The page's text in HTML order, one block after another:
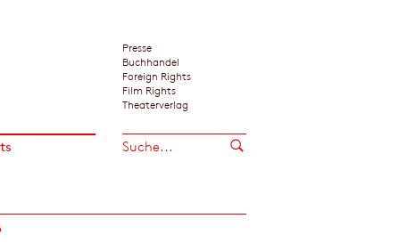
Presse
Buchhandel
Foreign Rights
Film Rights
Theaterverlag